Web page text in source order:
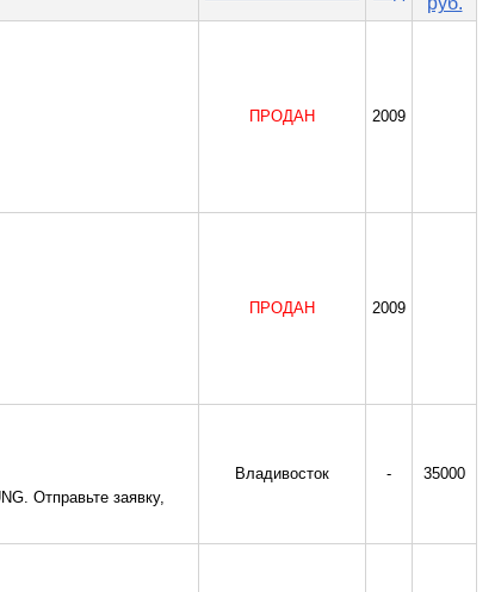
ПРОДАН 2009
ПРОДАН 2009
Отправьте заявку,
Владивосток - 35000